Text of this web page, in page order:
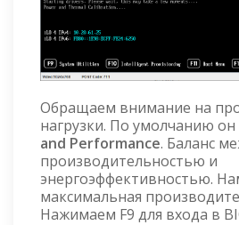
Обращаем внимание на
нагрузки. По умолчанию он
and Performance. Баланс
производительностью и
энергоэффективностью.
максимальная
Нажимаем F9 для входа в